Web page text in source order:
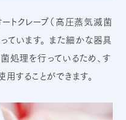
トクレーブ（高圧蒸気滅菌
ています。 また細かな器具
処理を行っているため、す
することができます。